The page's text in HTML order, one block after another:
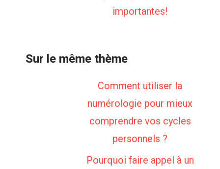
importantes!
Sur le même thème
Comment utiliser la
numérologie pour mieux
comprendre vos cycles
personnels ?
Pourquoi faire appel à un